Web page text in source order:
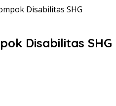
Disabilitas SHG
Disabilitas SHG